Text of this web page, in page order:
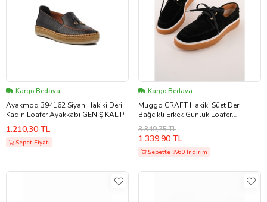
Kargo Bedava
Ayakmod 394162 Siyah Hakiki Deri
Kadın Loafer Ayakkabı GENİŞ KALIP
1.210,30 TL
Sepet Fiyatı
Kargo Bedava
Muggo CRAFT Hakiki Süet Deri
Bağcıklı Erkek Günlük Loafer
Ayakkabı (Siyah)
3.349,75 TL
1.339,90 TL
Sepette %60 İndirim